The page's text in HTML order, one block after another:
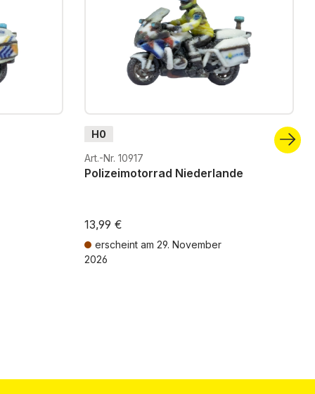
H0
Art.-Nr. 10917
Polizeimotorrad Niederlande
13,99 €
erscheint am 29. November
2026